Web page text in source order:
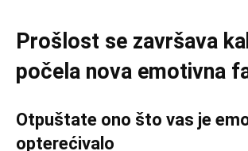
Prošlost se završava
počela nova emotivna
Otpuštate ono što vas je
opterećivalo